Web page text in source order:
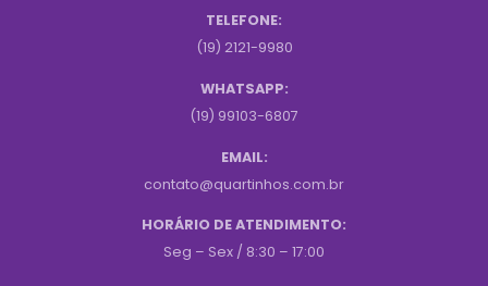
TELEFONE:
(19) 2121-9980
WHATSAPP:
(19) 99103-6807
EMAIL:
contato@quartinhos.com.br
HORÁRIO DE ATENDIMENTO:
Seg – Sex / 8:30 – 17:00